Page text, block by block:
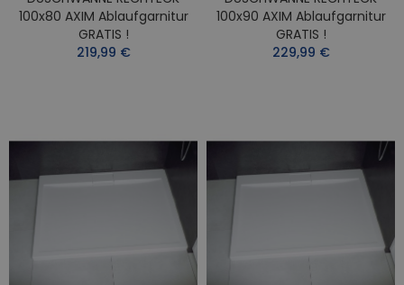
100x80 AXIM Ablaufgarnitur
GRATIS !
219,99 €
100x90 AXIM Ablaufgarnitur
GRATIS !
229,99 €